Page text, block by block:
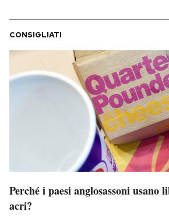
I MIEI PREFERITI
AREA PERSONALE
Area Personale
Notifiche mobile
CONSIGLIATI
Perché i paesi anglosassoni usano
acri?